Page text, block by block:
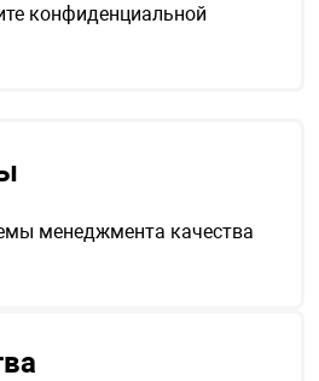
конфиденциальной
менеджмента качества